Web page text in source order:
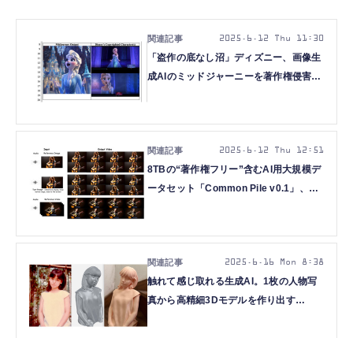
「盗作の底なし沼」ディズニー、画像生
成AIのミッドジャーニーを著作権侵害で
2025.6.12 Thu 11:30
8TBの“著作権フリー”含むAI用大規模デ
ータセット「Common Pile v0.1」、長
6つを解説（生成AIウィークリー）
2025.6.12 Thu 12:51
触れて感じ取れる生成AI。1枚の人物写
真から高精細3Dモデルを作り出す
2025.6.16 Mon 8:38